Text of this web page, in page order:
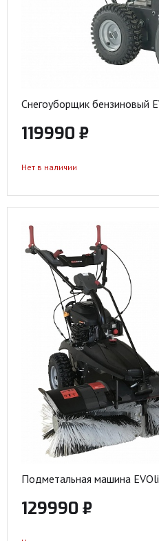
Снегоуборщик бензиновый
119990 ₽
Нет в наличии
Подметальная машина
129990 ₽